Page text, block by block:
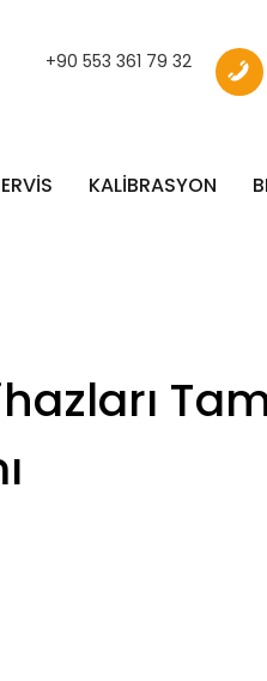
+90 553 361 79 32
KALİBRASYON